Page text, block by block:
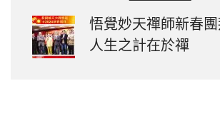
悟覺妙天禪師新春團
人生之計在於禪